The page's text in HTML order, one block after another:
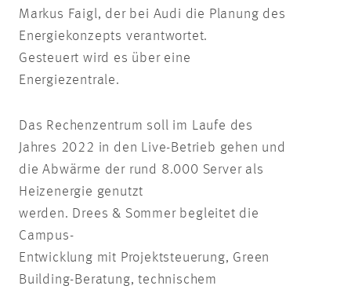
Markus Faigl, der bei Audi die Planung des
Energiekonzepts verantwortet.
Gesteuert wird es über eine
Energiezentrale.
Das Rechenzentrum soll im Laufe des
Jahres 2022 in den Live-Betrieb gehen und
die Abwärme der rund 8.000 Server als
Heizenergie genutzt
werden. Drees & Sommer begleitet die
Campus-
Entwicklung mit Projektsteuerung, Green
Building-Beratung, technischem